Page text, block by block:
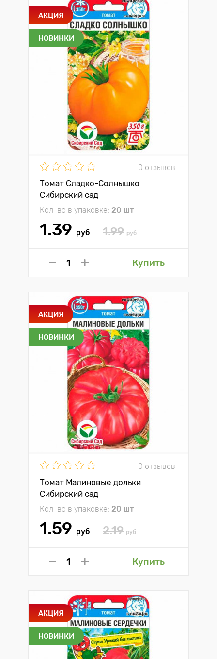
АКЦИЯ
НОВИНКИ
0 отзывов
Томат Сладко-Солнышко
Сибирский сад
Кол-во в упаковке: 20 шт
1.39 руб 1.99 руб
Купить
АКЦИЯ
НОВИНКИ
0 отзывов
Томат Малиновые дольки
Сибирский сад
Кол-во в упаковке: 20 шт
1.59 руб 2.19 руб
Купить
АКЦИЯ
НОВИНКИ